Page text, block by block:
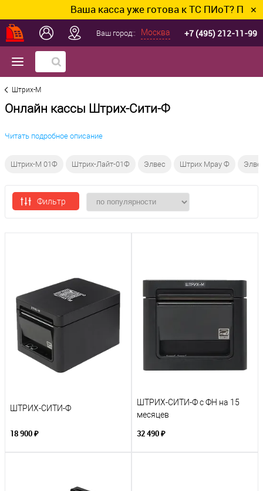
Ваша касса уже готова к ТС ПИоТ? ✕
Ваш город:: Москва +7 (495) 212-11-99
Штрих-М
Онлайн кассы Штрих-Сити-Ф
Читать подробное описание
Штрих-М 01Ф Штрих-Лайт-01Ф Элвес Штрих Mpay Ф
Фильтр
ШТРИХ-СИТИ-Ф
18 900 ₽
ШТРИХ-СИТИ-Ф с ФН на 15
месяцев
32 490 ₽